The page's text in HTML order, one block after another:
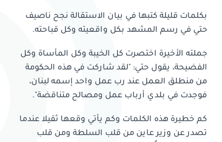
بكلمات قليلة كتبها في بيان الاستقالة نجح ناصيف
حتي في رسم المشهد بكل واقعيته وكل قباحته.
جملته الأخيرة اختصرت كل الخيبة وكل المأساة وكل
الفضيحة، يقول حتي: "لقد شاركت في هذه الحكومة
من منطلق العمل عند رب عمل واحد إسمه لبنان،
فوجدت في بلدي أرباب عمل ومصالح متناقضة".
كم خطيرة هذه الكلمات وكم يأتي وقعها ثقيلا عندما
تصدر عن وزير عاين من قلب السلطة ومن قلب